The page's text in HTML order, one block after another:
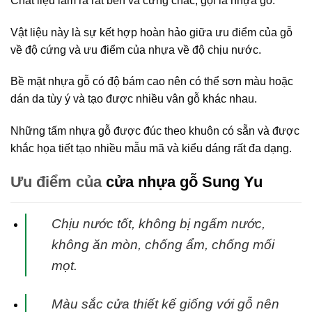
Vật liệu này là sự kết hợp hoàn hảo giữa ưu điểm của gỗ
về độ cứng và ưu điểm của nhựa về độ chịu nước.
Bề mặt nhựa gỗ có độ bám cao nên có thể sơn màu hoặc
dán da tùy ý và tạo được nhiều vân gỗ khác nhau.
Những tấm nhựa gỗ được đúc theo khuôn có sẵn và được
khắc họa tiết tạo nhiều mẫu mã và kiểu dáng rất đa dạng.
Ưu điểm của cửa nhựa gỗ Sung Yu
Chịu nước tốt, không bị ngấm nước,
không ăn mòn, chống ẩm, chống mối
mọt.
Màu sắc cửa thiết kế giống với gỗ nên